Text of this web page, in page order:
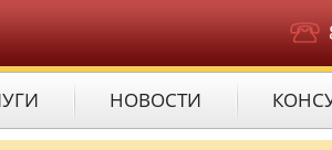
НОВОСТИ